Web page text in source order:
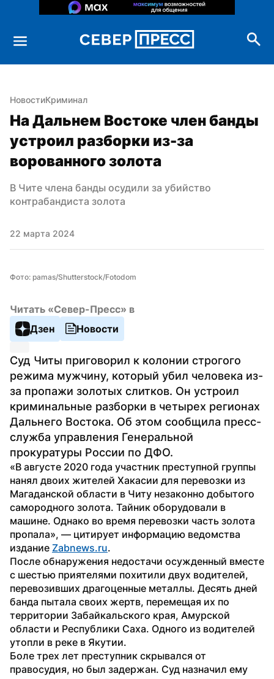
НовостиКриминал
На Дальнем Востоке член банды
устроил разборки из-за
ворованного золота
В Чите члена банды осудили за убийство
контрабандиста золота
22 марта 2024
Фото: pamas/Shutterstock/Fotodom
Читать «Север-Пресс» в
Дзен
Новости
Суд Читы приговорил к колонии строгого
режима мужчину, который убил человека из-
за пропажи золотых слитков. Он устроил
криминальные разборки в четырех регионах
Дальнего Востока. Об этом сообщила пресс-
служба управления Генеральной
прокуратуры России по ДФО.
«В августе 2020 года участник преступной группы
нанял двоих жителей Хакасии для перевозки из
Магаданской области в Читу незаконно добытого
самородного золота. Тайник оборудовали в
машине. Однако во время перевозки часть золота
пропала», — цитирует информацию ведомства
издание Zabnews.ru.
После обнаружения недостачи осужденный вместе
с шестью приятелями похитили двух водителей,
перевозивших драгоценные металлы. Десять дней
банда пытала своих жертв, перемещая их по
территории Забайкальского края, Амурской
области и Республики Саха. Одного из водителей
утопли в реке в Якутии.
Боле трех лет преступник скрывался от
правосудия, но был задержан. Суд назначил ему